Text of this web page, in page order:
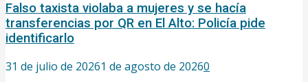
Falso taxista violaba a mujeres y se hacía
transferencias por QR en El Alto: Policía pide
identificarlo
31 de julio de 20261 de agosto de 20260